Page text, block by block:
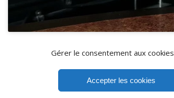
Gérer le consentement aux cookies
Accepter les cookies